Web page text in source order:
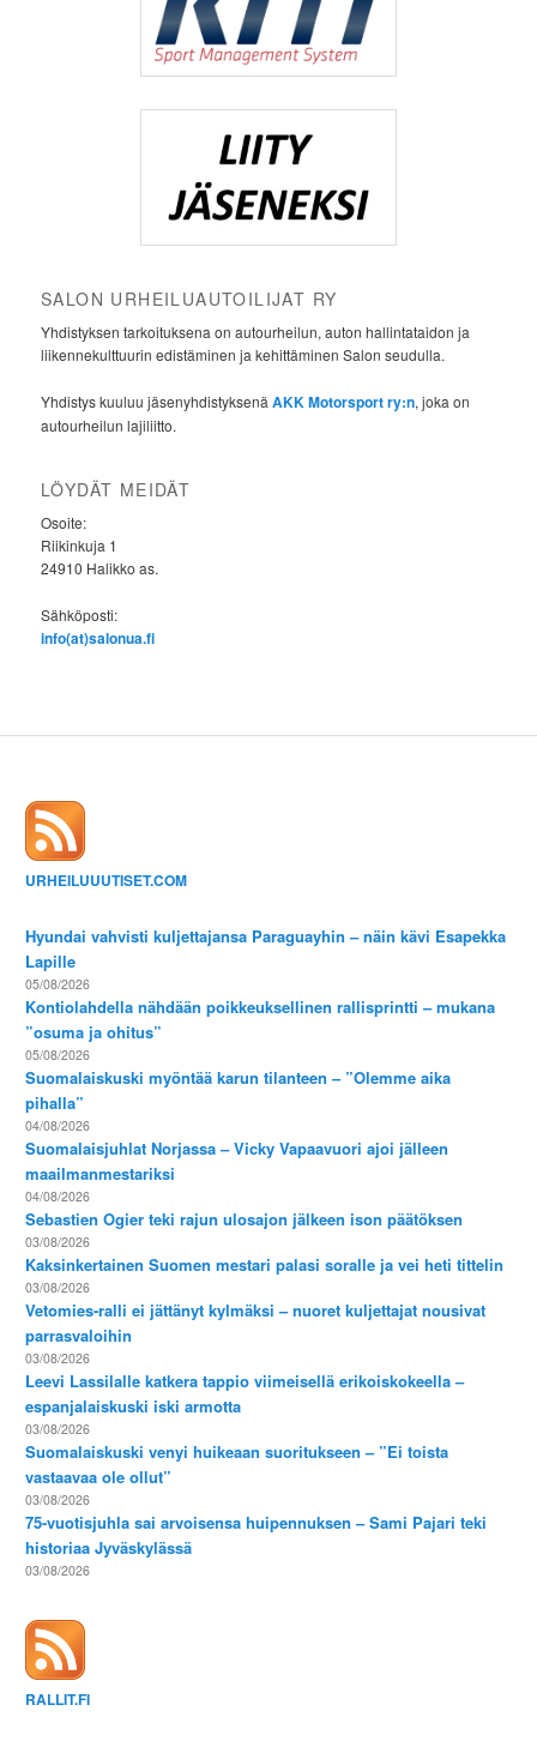
SALON URHEILUAUTOILIJAT RY
Yhdistyksen tarkoituksena on autourheilun, auton hallintataidon ja
liikennekulttuurin edistäminen ja kehittäminen Salon seudulla.
Yhdistys kuuluu jäsenyhdistyksenäAKK Motorsport ry:n, joka on
autourheilun lajiliitto.
LÖYDÄT MEIDÄT
Osoite:
Riikinkuja 1
24910 Halikko as.
Sähköposti:
info(at)salonua.fi
URHEILUUUTISET.COM
Hyundai vahvisti kuljettajansa Paraguayhin – näin kävi Esapekka
Lapille
05/08/2026
Kontiolahdella nähdään poikkeuksellinen rallisprintti – mukana
”osuma ja ohitus”
05/08/2026
Suomalaiskuski myöntää karun tilanteen – ”Olemme aika
pihalla”
04/08/2026
Suomalaisjuhlat Norjassa – Vicky Vapaavuori ajoi jälleen
maailmanmestariksi
04/08/2026
Sebastien Ogier teki rajun ulosajon jälkeen ison päätöksen
03/08/2026
Kaksinkertainen Suomen mestari palasi soralle ja vei heti tittelin
03/08/2026
Vetomies-ralli ei jättänyt kylmäksi – nuoret kuljettajat nousivat
parrasvaloihin
03/08/2026
Leevi Lassilalle katkera tappio viimeisellä erikoiskokeella –
espanjalaiskuski iski armotta
03/08/2026
Suomalaiskuski venyi huikeaan suoritukseen – ”Ei toista
vastaavaa ole ollut”
03/08/2026
75-vuotisjuhla sai arvoisensa huipennuksen – Sami Pajari teki
historiaa Jyväskylässä
03/08/2026
RALLIT.FI